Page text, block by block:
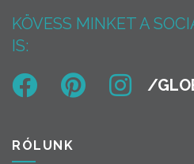
KÖVESS MINKET A
IS:
RÓLUNK